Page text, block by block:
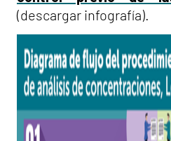
(descargar infografía).